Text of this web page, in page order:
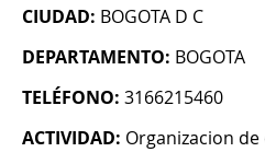
CIUDAD: BOGOTA D C
DEPARTAMENTO: BOGOTA
TELÉFONO: 3166215460
ACTIVIDAD: Organizacion